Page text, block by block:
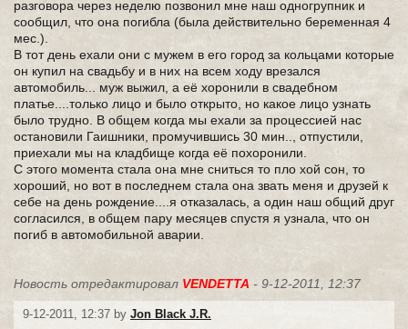
разговора через неделю позвонил мне наш одногрупник и
сообщил, что она погибла (была действительно беременная 4
мес.).
В тот день ехали они с мужем в его город за кольцами которые
он купил на свадьбу и в них на всем ходу врезался
автомобиль... муж выжил, а её хоронили в свадебном
платье....только лицо и было открыто, но какое лицо узнать
было трудно. В общем когда мы ехали за процессией нас
остановили Гаишники, промучившись 30 мин.., отпустили,
приехали мы на кладбище когда её похоронили.
С этого момента стала она мне сниться то пло хой сон, то
хороший, но вот в последнем стала она звать меня и друзей к
себе на день рождение....я отказалась, а один наш общий друг
согласился, в общем пару месяцев спустя я узнала, что он
погиб в автомобильной аварии.
Новость отредактировал VENDETTA - 9-12-2011, 12:37
9-12-2011, 12:37 by Jon Black J.R.